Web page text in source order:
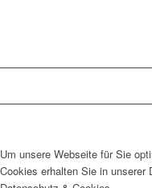
Um unsere Webseite für Sie
Cookies erhalten Sie in unserer